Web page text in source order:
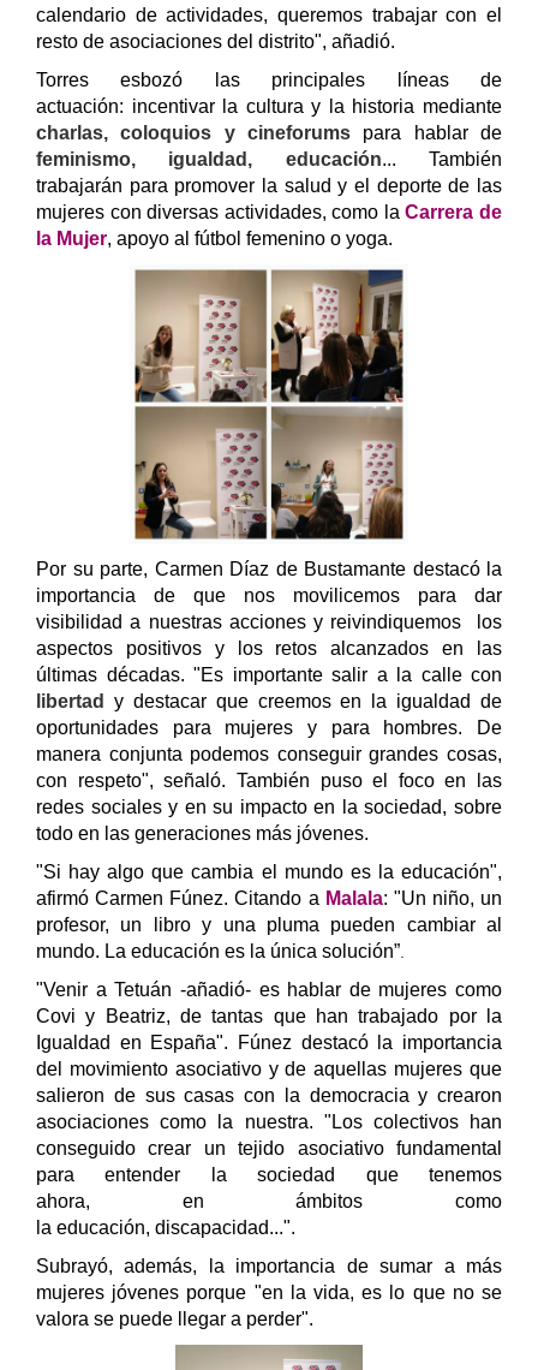
calendario de actividades, queremos trabajar con el
resto de asociaciones del distrito", añadió.
Torres esbozó las principales líneas de
actuación: incentivar la cultura y la historia mediante
charlas, coloquios y cineforums para hablar de
feminismo, igualdad, educación...También
trabajarán para promover la salud y el deporte de las
mujeres con diversas actividades, como laCarrera de
la Mujer, apoyo al fútbol femenino o yoga.
Por su parte, Carmen Díaz de Bustamante destacó la
importancia de que nos movilicemos para dar
visibilidad a nuestras acciones y reivindiquemos los
aspectos positivos y los retos alcanzados en las
últimas décadas. "Es importante salir a la calle con
libertad
y destacar que creemosen la igualdad de
oportunidades para mujeres y para hombres. De
manera conjunta podemos conseguir grandes cosas,
con respeto", señaló. También puso el foco en las
redes sociales y en su impacto en la sociedad, sobre
todo en las generaciones más jóvenes.
"Si hay algo que cambia el mundo es la educación",
afirmó Carmen Fúnez. Citando a Malala: "Un niño, un
profesor, un libro y una pluma pueden cambiar al
mundo. La educación es la única solución”
"Venir a Tetuán -añadió- es hablar de mujeres como
Covi y Beatriz, de tantas que han trabajado por la
Igualdad en España".
Fúnez destacó la importancia
del movimiento asociativo y de aquellas mujeres que
salieron de sus casas con la democracia y crearon
asociaciones como la nuestra. "Los colectivos han
conseguido crear un tejido asociativo fundamental
para entender la sociedad que tenemos
ahora, en ámbitos como
la educación, discapacidad...".
Subrayó, además, la importancia de sumar a más
mujeres jóvenes porque "en la vida, es lo que no se
valora se puede llegar a perder".